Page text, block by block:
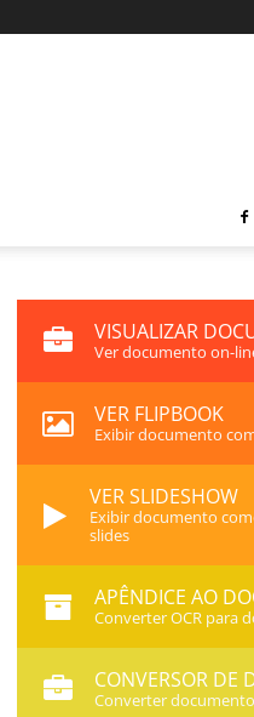
VISUALIZAR
Ver documento on-
VER FLIPBOOK
Exibir documento
VER SLIDESHOW
Exibir documento
slides
APÊNDICE AO
Converter OCR para
CONVERSOR DE
Converter